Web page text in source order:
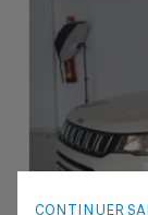
CONTINUER